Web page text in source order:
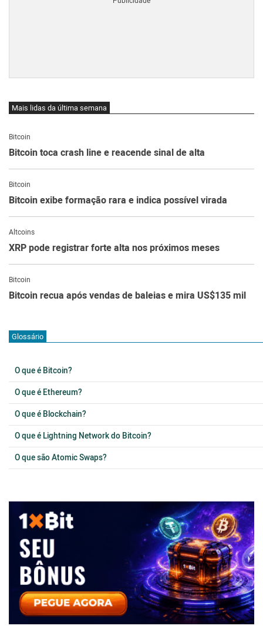
Mais lidas da última semana
Bitcoin
Bitcoin toca crash line e reacende sinal de alta
Bitcoin
Bitcoin exibe formação rara e indica possível virada
Altcoins
XRP pode registrar forte alta nos próximos meses
Bitcoin
Bitcoin recua após vendas de baleias e mira US$135 mil
Glossário
O que é Bitcoin?
O que é Ethereum?
O que é Blockchain?
O que é Lightning Network do Bitcoin?
O que são Atomic Swaps?